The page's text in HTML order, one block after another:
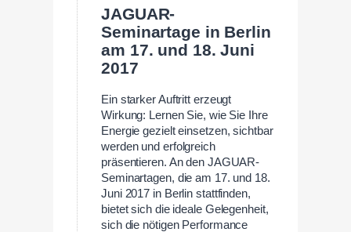
JAGUAR-
Seminartage in Berlin
am 17. und 18. Juni
2017
Ein starker Auftritt erzeugt
Wirkung: Lernen Sie, wie Sie Ihre
Energie gezielt einsetzen, sichtbar
werden und erfolgreich
präsentieren. An den JAGUAR-
Seminartagen, die am 17. und 18.
Juni 2017 in Berlin stattfinden,
bietet sich die ideale Gelegenheit,
sich die nötigen Performance